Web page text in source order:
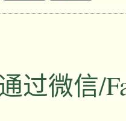
过微信/